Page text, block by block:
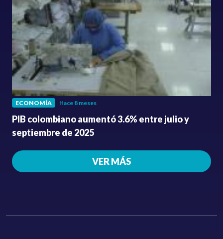
ECONOMÍA Hace 8 meses
PIB colombiano aumentó 3.6% entre julio y
septiembre de 2025
VER MÁS